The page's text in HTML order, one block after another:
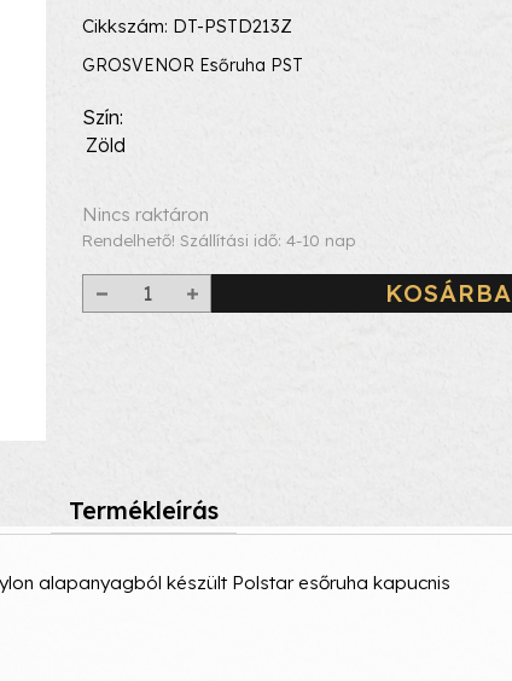
Cikkszám: DT-PSTD213Z
GROSVENOR Esőruha PST
Szín
Zöld
Nincs raktáron
Rendelhető! Szállítási idő: 4-10 nap
KOSÁRBA
Termékleírás
alapanyagból készült Polstar esőruha kapucnis